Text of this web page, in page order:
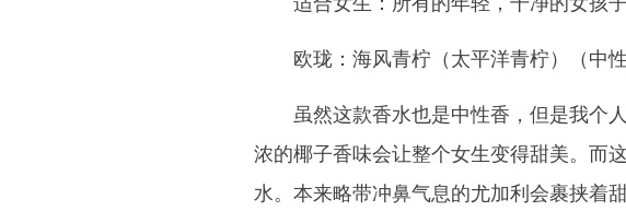
欧珑：海风青柠（太平洋青柠）（中性
虽然这款香水也是中性香，但是我个
浓的椰子香味会让整个女生变得甜美。而
水。本来略带冲鼻气息的尤加利会裹挟着